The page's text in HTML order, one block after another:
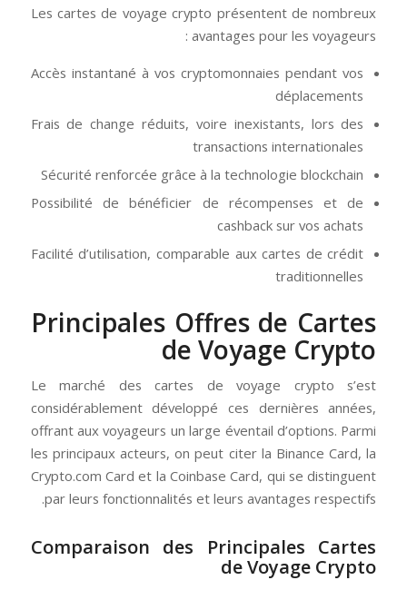
Les cartes de voyage crypto présentent de nombreux
avantages pour les voyageurs :
Accès instantané à vos cryptomonnaies pendant vos
déplacements
Frais de change réduits, voire inexistants, lors des
transactions internationales
Sécurité renforcée grâce à la technologie blockchain
Possibilité de bénéficier de récompenses et de
cashback sur vos achats
Facilité d’utilisation, comparable aux cartes de crédit
traditionnelles
Principales Offres de Cartes
de Voyage Crypto
Le marché des cartes de voyage crypto s’est
considérablement développé ces dernières années,
offrant aux voyageurs un large éventail d’options. Parmi
les principaux acteurs, on peut citer la Binance Card, la
Crypto.com Card et la Coinbase Card, qui se distinguent
par leurs fonctionnalités et leurs avantages respectifs.
Comparaison des Principales Cartes
de Voyage Crypto